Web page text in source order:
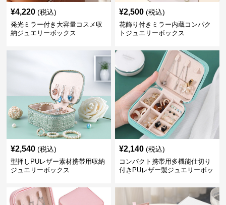
¥4,220 (税込)
発光ミラー付き大容量コスメ収
納ジュエリーボックス
¥2,500 (税込)
花飾り付きミラー内蔵コンパク
トジュエリーボックス
¥2,540 (税込)
型押しPUレザー素材携帯用収納
ジュエリーボックス
¥2,140 (税込)
コンパクト携帯用多機能仕切り
付きPUレザー製ジュエリーボッ